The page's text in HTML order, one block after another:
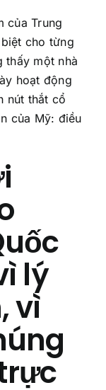
của Trung
cho từng
thấy một nhà
hoạt động
nút thắt cổ
của Mỹ: điều
lý
vì